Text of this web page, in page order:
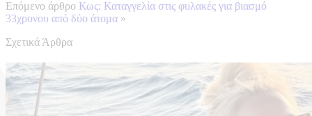
Επόμενο άρθρο Κως: Καταγγελία στις φυλακές για βιασμό
33χρονου από δύο άτομα »
Σχετικά Άρθρα